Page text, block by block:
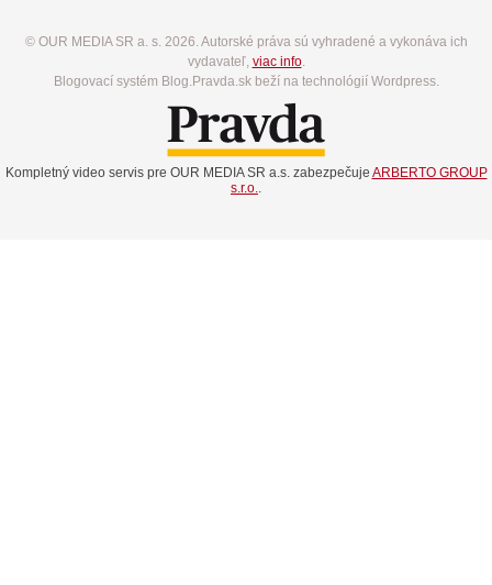
© OUR MEDIA SR a. s. 2026. Autorské práva sú vyhradené a vykonáva ich
vydavateľ, viac info.
Blogovací systém Blog.Pravda.sk beží na technológií Wordpress.
Kompletný video servis pre OUR MEDIA SR a.s. zabezpečuje ARBERTO GROUP
s.r.o.